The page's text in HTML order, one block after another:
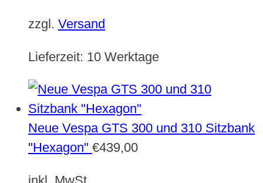
zzgl. Versand
Lieferzeit: 10 Werktage
Neue Vespa GTS 300 und 310 Sitzbank
"Hexagon" €439,00